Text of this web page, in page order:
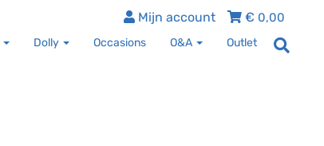
€ 0,00
Mijn account
Dolly Occasions O&A Outlet